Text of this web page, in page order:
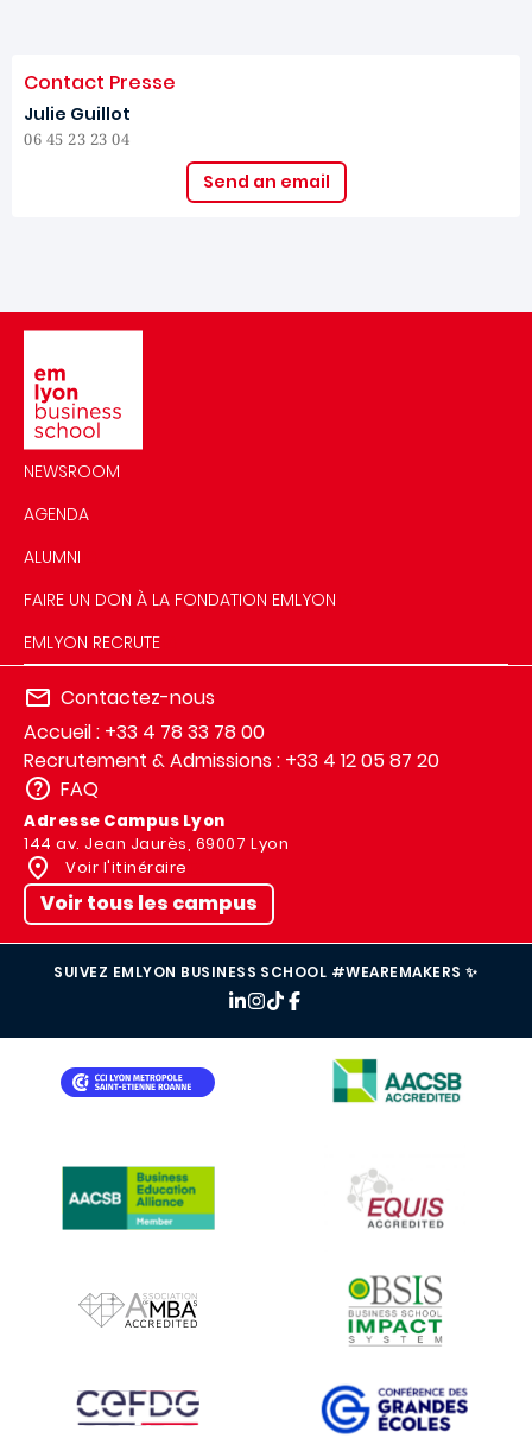
Contact Presse
Julie Guillot
06 45 23 23 04
Send an email
NEWSROOM
AGENDA
ALUMNI
FAIRE UN DON À LA FONDATION EMLYON
EMLYON RECRUTE
Contactez-nous
Accueil : +33 4 78 33 78 00
Recrutement & Admissions : +33 4 12 05 87 20
FAQ
Adresse Campus Lyon
144 av. Jean Jaurès, 69007 Lyon
Voir l'itinéraire
Voir tous les campus
SUIVEZ EMLYON BUSINESS SCHOOL #WEAREMAKERS ✨
IMAGE
IMAGE
IMAGE
IMAGE